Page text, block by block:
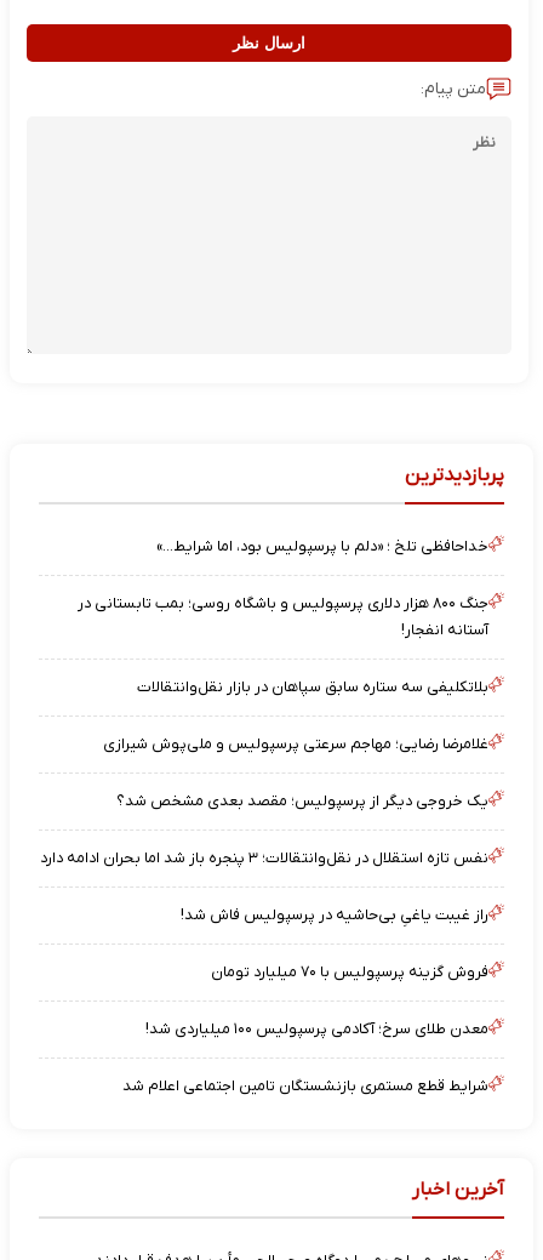
ارسال نظر
متن پیام:
پربازدیدترین
خداحافظی تلخ ؛ «دلم با پرسپولیس بود، اما شرایط…»
جنگ ۸۰۰ هزار دلاری پرسپولیس و باشگاه روسی؛ بمب تابستانی در
آستانه انفجار!
بلاتکلیفی سه ستاره سابق سپاهان در بازار نقل‌وانتقالات
غلامرضا رضایی؛ مهاجم سرعتی پرسپولیس و ملی‌پوش شیرازی
یک خروجی دیگر از پرسپولیس؛ مقصد بعدی مشخص شد؟
نفس تازه استقلال در نقل‌وانتقالات؛ ۳ پنجره باز شد اما بحران ادامه دارد
راز غیبت یاغیِ بی‌حاشیه در پرسپولیس فاش شد!
فروش گزینه پرسپولیس با ۷۰ میلیارد تومان
معدن طلای سرخ؛ آکادمی پرسپولیس ۱۰۰ میلیاردی شد!
شرایط قطع مستمری بازنشستگان تامین اجتماعی اعلام شد
آخرین اخبار